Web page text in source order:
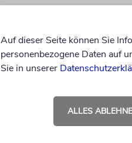
++++++
«AfD, NPD, Pegida –
Gefahr für den
teilen und
Petra Pau (Die
Auf dieser Seite können Sie
personenbezogene Daten auf
Sie in unserer
ALLES